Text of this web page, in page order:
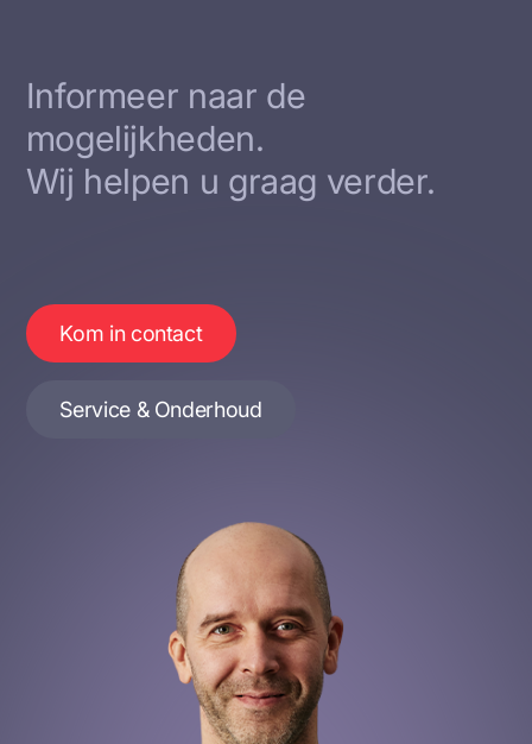
Informeer naar de
mogelijkheden.
Wij helpen u graag verder.
Kom in contact
Service & Onderhoud